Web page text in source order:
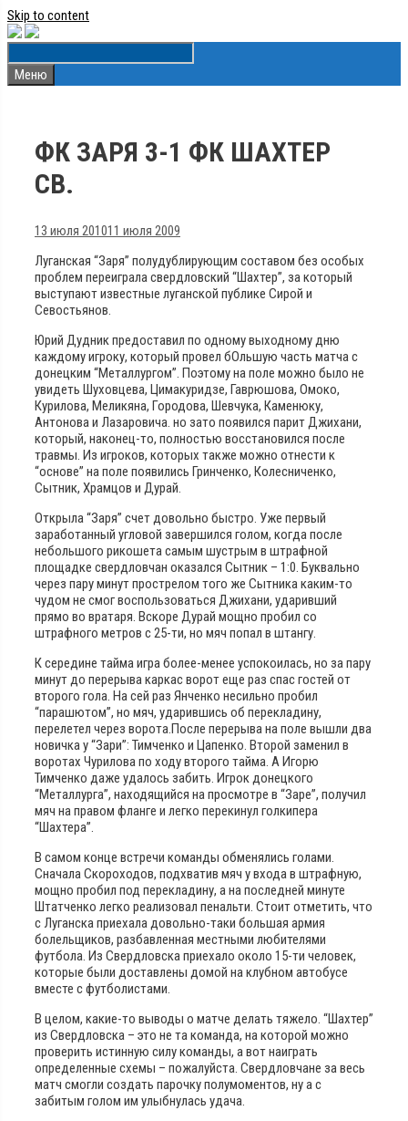
Skip to content
Меню
ФК ЗАРЯ 3-1 ФК ШАХТЕР
СВ.
13 июля 201011 июля 2009
Луганская “Заря” полудублирующим составом без особых
проблем переиграла свердловский “Шахтер”, за который
выступают известные луганской публике Сирой и
Севостьянов.
Юрий Дудник предоставил по одному выходному дню
каждому игроку, который провел бОльшую часть матча с
донецким “Металлургом”. Поэтому на поле можно было не
увидеть Шуховцева, Цимакуридзе, Гаврюшова, Омоко,
Курилова, Меликяна, Городова, Шевчука, Каменюку,
Антонова и Лазаровича. но зато появился парит Джихани,
который, наконец-то, полностью восстановился после
травмы. Из игроков, которых также можно отнести к
“основе” на поле появились Гринченко, Колесниченко,
Сытник, Храмцов и Дурай.
Открыла “Заря” счет довольно быстро. Уже первый
заработанный угловой завершился голом, когда после
небольшого рикошета самым шустрым в штрафной
площадке свердловчан оказался Сытник – 1:0. Буквально
через пару минут прострелом того же Сытника каким-то
чудом не смог воспользоваться Джихани, ударивший
прямо во вратаря. Вскоре Дурай мощно пробил со
штрафного метров с 25-ти, но мяч попал в штангу.
К середине тайма игра более-менее успокоилась, но за пару
минут до перерыва каркас ворот еще раз спас гостей от
второго гола. На сей раз Янченко несильно пробил
“парашютом”, но мяч, ударившись об перекладину,
перелетел через ворота.После перерыва на поле вышли два
новичка у “Зари”: Тимченко и Цапенко. Второй заменил в
воротах Чурилова по ходу второго тайма. А Игорю
Тимченко даже удалось забить. Игрок донецкого
“Металлурга”, находящийся на просмотре в “Заре”, получил
мяч на правом фланге и легко перекинул голкипера
“Шахтера”.
В самом конце встречи команды обменялись голами.
Сначала Скороходов, подхватив мяч у входа в штрафную,
мощно пробил под перекладину, а на последней минуте
Штатченко легко реализовал пенальти. Стоит отметить, что
с Луганска приехала довольно-таки большая армия
болельщиков, разбавленная местными любителями
футбола. Из Свердловска приехало около 15-ти человек,
которые были доставлены домой на клубном автобусе
вместе с футболистами.
В целом, какие-то выводы о матче делать тяжело. “Шахтер”
из Свердловска – это не та команда, на которой можно
проверить истинную силу команды, а вот наиграть
определенные схемы – пожалуйста. Свердловчане за весь
матч смогли создать парочку полумоментов, ну а с
забитым голом им улыбнулась удача.